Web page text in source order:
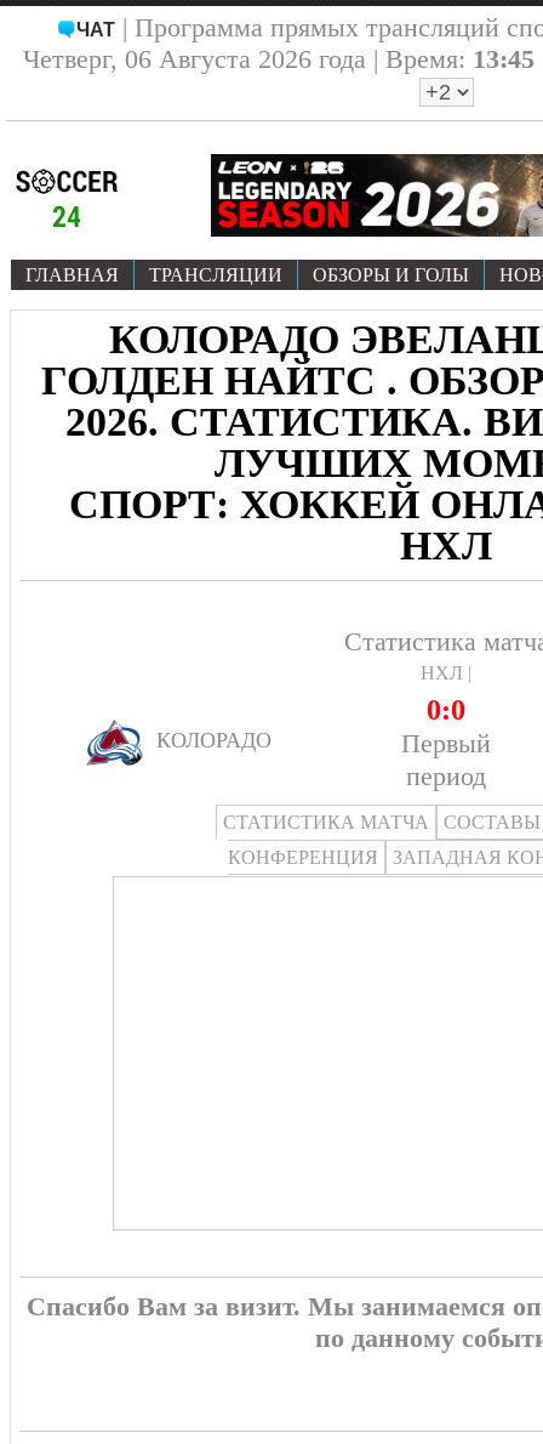
ЧАТ| Программа прямых трансляций
Четверг, 06 Августа 2026 года | Время: 13:45
ГЛАВНАЯ ТРАНСЛЯЦИИ ОБЗОРЫ И ГОЛЫ
КОЛОРАДО
ГОЛДЕН НАЙТС . ОБЗОР
2026. СТАТИСТИКА.
ЛУЧШИХ
СПОРТ: ХОККЕЙ
НХЛ
Статистика
НХЛ |
КОЛОРАДО
0:0
Первый
период
СТАТИСТИКА МАТЧА
СОСТАВЫ
КОНФЕРЕНЦИЯ
ЗАПАДНАЯ
Спасибо Вам за визит. Мы занимаемся
по данному